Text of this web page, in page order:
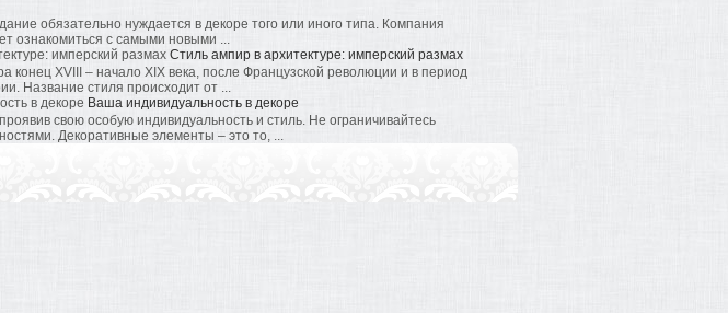
обязательно нуждается в декоре того или иного типа. Компания
ознакомиться с самыми новыми ...
Стиль ампир в архитектуре: имперский размах
конец XVIII – начало XIX века, после Французской революции и в период
Название стиля происходит от ...
Ваша индивидуальность в декоре
свою особую индивидуальность и стиль. Не ограничивайтесь
Декоративные элементы – это то, ...